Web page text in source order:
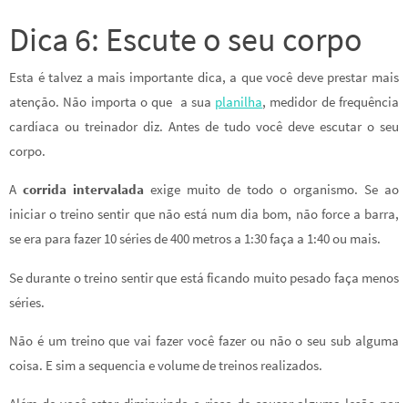
Dica 6: Escute o seu corpo
Esta é talvez a mais importante dica, a que você deve prestar mais
atenção. Não importa o que a sua planilha, medidor de frequência
cardíaca ou treinador diz. Antes de tudo você deve escutar o seu
corpo.
A corrida intervalada exige muito de todo o organismo. Se ao
iniciar o treino sentir que não está num dia bom, não force a barra,
se era para fazer 10 séries de 400 metros a 1:30 faça a 1:40 ou mais.
Se durante o treino sentir que está ficando muito pesado faça menos
séries.
Não é um treino que vai fazer você fazer ou não o seu sub alguma
coisa. E sim a sequencia e volume de treinos realizados.